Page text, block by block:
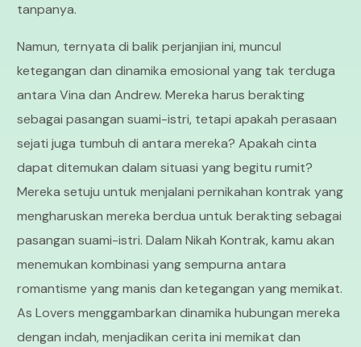
tanpanya.
Namun, ternyata di balik perjanjian ini, muncul
ketegangan dan dinamika emosional yang tak terduga
antara Vina dan Andrew. Mereka harus berakting
sebagai pasangan suami-istri, tetapi apakah perasaan
sejati juga tumbuh di antara mereka? Apakah cinta
dapat ditemukan dalam situasi yang begitu rumit?
Mereka setuju untuk menjalani pernikahan kontrak yang
mengharuskan mereka berdua untuk berakting sebagai
pasangan suami-istri. Dalam Nikah Kontrak, kamu akan
menemukan kombinasi yang sempurna antara
romantisme yang manis dan ketegangan yang memikat.
As Lovers menggambarkan dinamika hubungan mereka
dengan indah, menjadikan cerita ini memikat dan